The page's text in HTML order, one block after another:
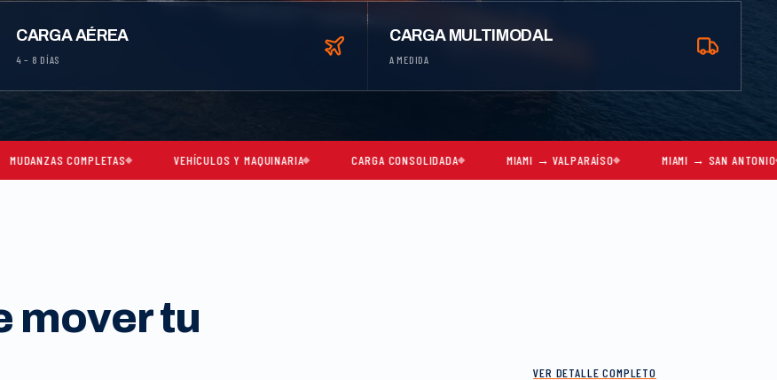
CARGA AÉREA
4 – 8 DÍAS
CARGA MULTIMODAL
A MEDIDA
VEHÍCULOS Y MAQUINARIA CARGA CONSOLIDADA MIAMI → VALPARAÍSO MIAMI → SAN ANTONIO MIAMI →
mover tu
VER DETALLE COMPLETO